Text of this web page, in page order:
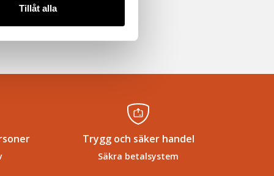
Tillåt alla
Trygg och säker handel
Säkra betalsystem